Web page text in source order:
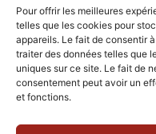
Pour offrir les meilleures
telles que les cookies pour
appareils. Le fait de consentir
traiter des données telles que
uniques sur ce site. Le fait de
consentement peut avoir un
et fonctions.
©Tous droits